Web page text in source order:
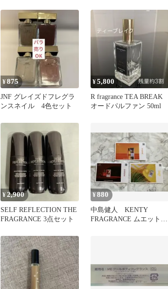
¥875
JNF グレイズドフレグラ
ンスネイル 4色セット
¥5,800
R fragrance TEA BREAK
オードパルファン 50ml
¥2,900
SELF REFLECTION THE
FRAGRANCE 3点セット
¥880
中島健人 KENTY
FRAGRANCE ムエット 3